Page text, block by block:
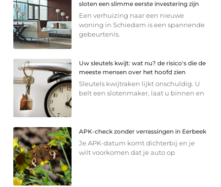
sloten een slimme eerste investering zijn
Een verhuizing naar een nieuwe
woning in Schiedam is een spannende
gebeurtenis.
Uw sleutels kwijt: wat nu? de risico's die de
meeste mensen over het hoofd zien
Sleutels kwijtraken lijkt onschuldig. U
belt een slotenmaker, laat u binnen en
APK-check zonder verrassingen in Eerbeek
Je APK-datum komt dichterbij en je
wilt voorkomen dat je auto op